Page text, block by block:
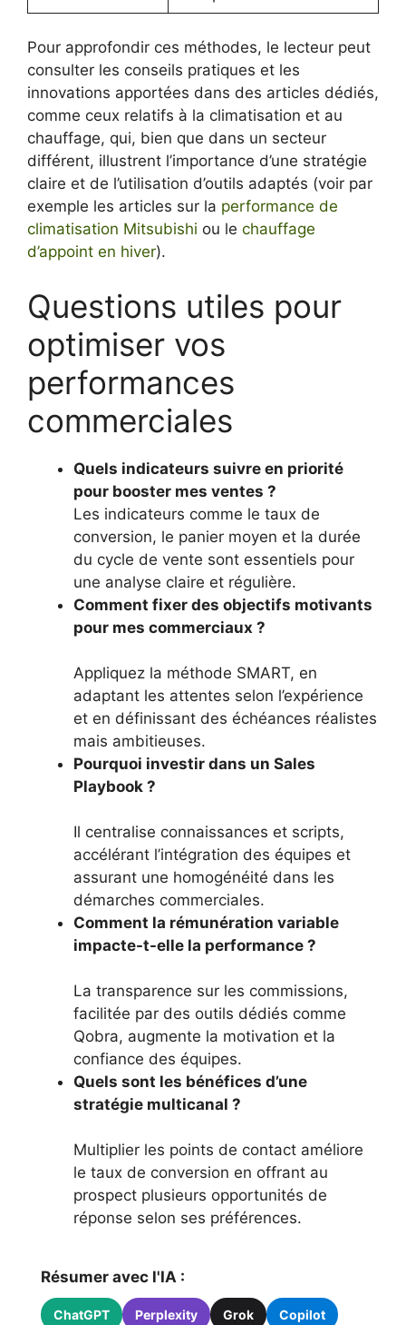
Pour approfondir ces méthodes, le lecteur peut
consulter les conseils pratiques et les
innovations apportées dans des articles dédiés,
comme ceux relatifs à la climatisation et au
chauffage, qui, bien que dans un secteur
différent, illustrent l’importance d’une stratégie
claire et de l’utilisation d’outils adaptés (voir par
exemple les articles sur la performance de
climatisation Mitsubishi ou le chauffage
d’appoint en hiver).
Questions utiles pour
optimiser vos
performances
commerciales
Quels indicateurs suivre en priorité
pour booster mes ventes ?
Les indicateurs comme le taux de
conversion, le panier moyen et la durée
du cycle de vente sont essentiels pour
une analyse claire et régulière.
Comment fixer des objectifs motivants
pour mes commerciaux ?
Appliquez la méthode SMART, en
adaptant les attentes selon l’expérience
et en définissant des échéances réalistes
mais ambitieuses.
Pourquoi investir dans un Sales
Playbook ?
Il centralise connaissances et scripts,
accélérant l’intégration des équipes et
assurant une homogénéité dans les
démarches commerciales.
Comment la rémunération variable
impacte-t-elle la performance ?
La transparence sur les commissions,
facilitée par des outils dédiés comme
Qobra, augmente la motivation et la
confiance des équipes.
Quels sont les bénéfices d’une
stratégie multicanal ?
Multiplier les points de contact améliore
le taux de conversion en offrant au
prospect plusieurs opportunités de
réponse selon ses préférences.
Résumer avec l'IA :
ChatGPT Perplexity Grok Copilot